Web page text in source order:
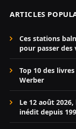
ARTICLES
Ces stations
pour passer des
Top 10 des
Werber
Le 12 août
inédit depuis